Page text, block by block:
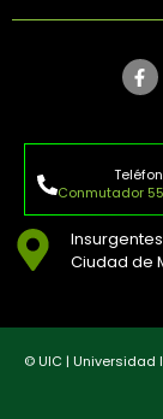
Conmutador
Ciudad de
© UIC | Universidad